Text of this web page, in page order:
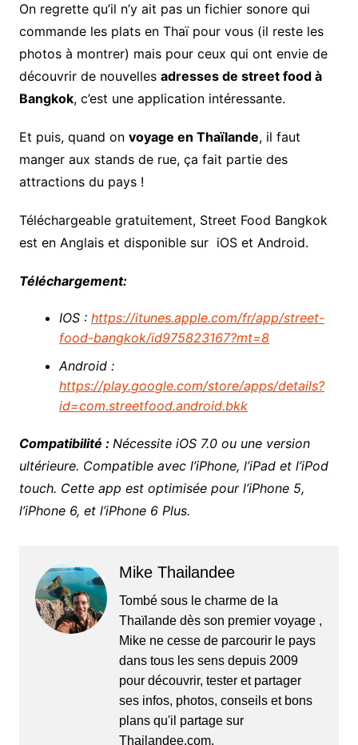
On regrette qu’il n’y ait pas un fichier sonore qui
commande les plats en Thaï pour vous (il reste les
photos à montrer) mais pour ceux qui ont envie de
découvrir de nouvelles adresses de street food à
Bangkok, c’est une application intéressante.
Et puis, quand on voyage en Thaïlande, il faut
manger aux stands de rue, ça fait partie des
attractions du pays !
Téléchargeable gratuitement, Street Food Bangkok
est en Anglais et disponible sur iOS et Android.
Téléchargement:
IOS : https://itunes.apple.com/fr/app/street-
food-bangkok/id975823167?mt=8
Android :
https://play.google.com/store/apps/details?
id=com.streetfood.android.bkk
Compatibilité : Nécessite iOS 7.0 ou une version
ultérieure. Compatible avec l’iPhone, l’iPad et l’iPod
touch. Cette app est optimisée pour l’iPhone 5,
l’iPhone 6, et l’iPhone 6 Plus.
Mike Thailandee
Tombé sous le charme de la
Thaïlande dès son premier voyage ,
Mike ne cesse de parcourir le pays
dans tous les sens depuis 2009
pour découvrir, tester et partager
ses infos, photos, conseils et bons
plans qu'il partage sur
Thailandee.com.